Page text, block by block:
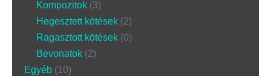
Kompozitok 3
Hegesztett kötések 2
Ragasztott kötések 0
Bevonatok 2
Egyéb 10